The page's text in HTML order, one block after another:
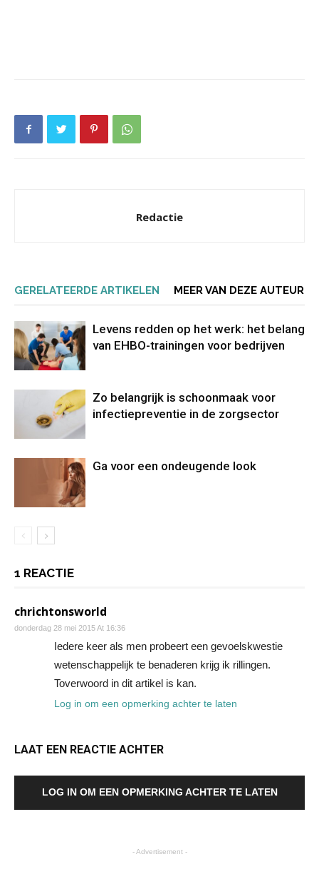
Redactie
GERELATEERDE ARTIKELEN MEER VAN DEZE AUTEUR
Levens redden op het werk: het belang
van EHBO-trainingen voor bedrijven
Zo belangrijk is schoonmaak voor
infectiepreventie in de zorgsector
Ga voor een ondeugende look
1 REACTIE
chrichtonsworld
donderdag 28 mei 2015 At 16:36
Iedere keer als men probeert een gevoelskwestie
wetenschappelijk te benaderen krijg ik rillingen.
Toverwoord in dit artikel is kan.
Log in om een opmerking achter te laten
LAAT EEN REACTIE ACHTER
LOG IN OM EEN OPMERKING ACHTER TE LATEN
- Advertisement -